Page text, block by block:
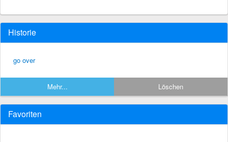
Historie
go over
Mehr... Löschen
Favoriten